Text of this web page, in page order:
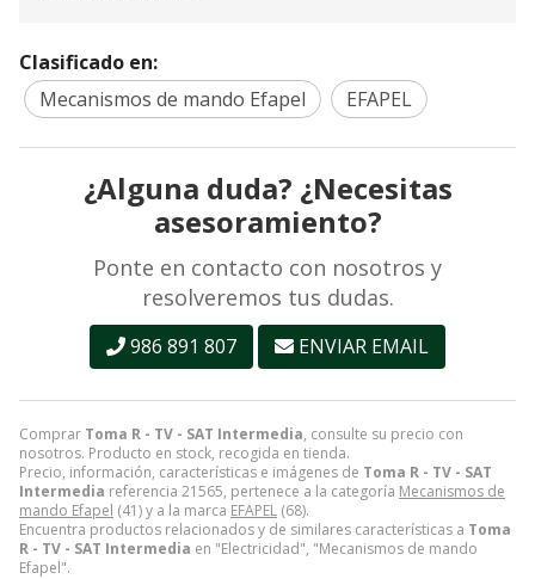
Comprar Toma R - TV - SAT Intermedia, consulte su precio con
nosotros. Producto en stock, recogida en tienda.
Precio, información, características e imágenes de Toma R - TV - SAT
Intermedia referencia 21565, pertenece a la categoría Mecanismos de
mando Efapel (41) y a la marca EFAPEL (68).
Encuentra productos relacionados y de similares características a Toma
R - TV - SAT Intermedia en "Electricidad", "Mecanismos de mando
Efapel".
Clasificado en:
Mecanismos de mando Efapel
EFAPEL
¿Alguna duda? ¿Necesitas
asesoramiento?
Ponte en contacto con nosotros y
resolveremos tus dudas.
986 891 807 ENVIAR EMAIL